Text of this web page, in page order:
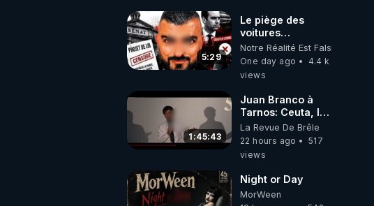
5:29
Le piège des
voitures
électriques se
referme sur les
usagers !
Notre Réalité Est Falsifiée Et
One day ago
4.4 k
views
1:45:43
Juan Branco à
Tarnos: Ceuta, le
narcotrafic et le
pouvoir en France
La Revue De Brêle
22 hours ago
517
views
Night or Day
MorWeen